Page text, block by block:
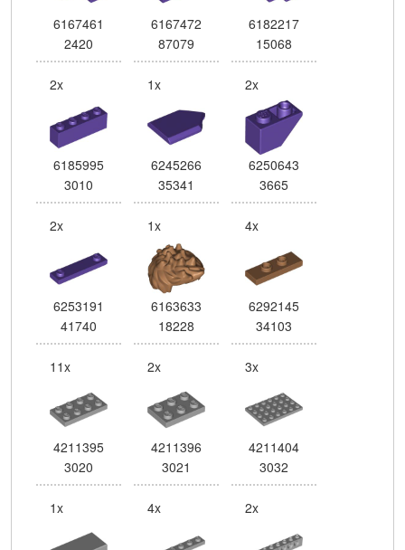
6167461
2420
6167472
87079
6182217
15068
2x
6185995
3010
1x
6245266
35341
2x
6250643
3665
2x
6253191
41740
1x
6163633
18228
4x
6292145
34103
11x
4211395
3020
2x
4211396
3021
3x
4211404
3032
1x 4x 2x